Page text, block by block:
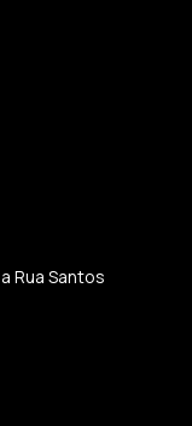
Rua Santos